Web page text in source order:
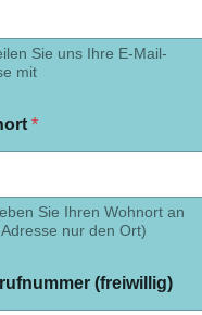
Sie uns Ihre E-Mail-
mit
*
Sie Ihren Wohnort an
nur den Ort)
(freiwillig)